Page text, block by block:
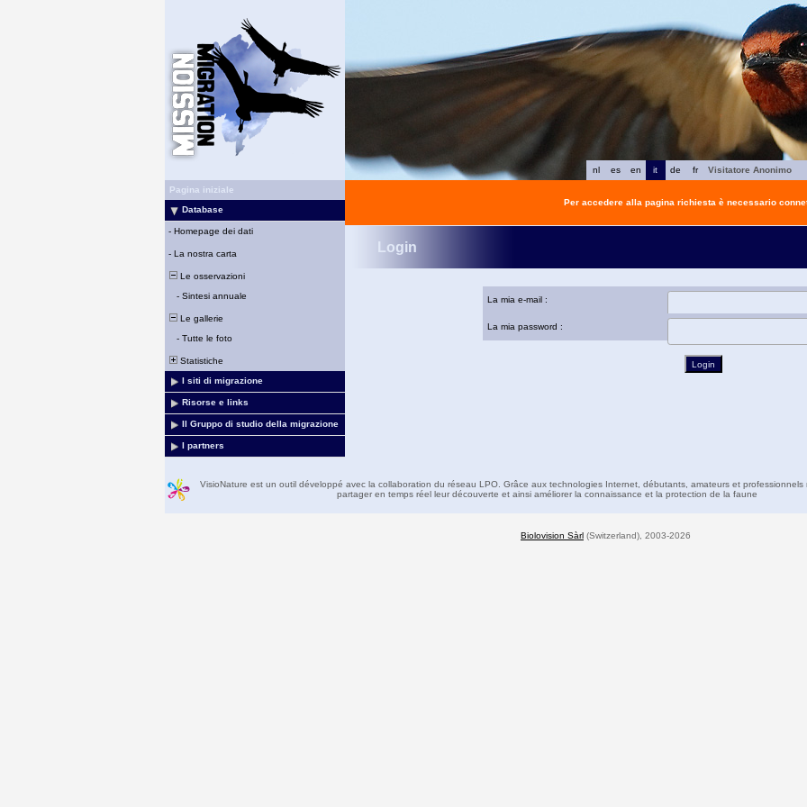
fr
de
it
en
es
nl
Visitatore Anonimo
Pagina iniziale
Database
- Homepage dei dati
- La nostra carta
Le osservazioni
- Sintesi annuale
Le gallerie
- Tutte le foto
Statistiche
I siti di migrazione
Risorse e links
Il Gruppo di studio della migrazione
I partners
Per accedere alla pagina richiesta è necessario
Login
La mia e-mail :
La mia password :
VisioNature est un outil développé avec la collaboration du réseau LPO. Grâce aux technologies Internet, débutants, amateurs et professionnels
partager en temps réel leur découverte et ainsi améliorer la connaissance et la protection de la faune
Biolovision Sàrl (Switzerland), 2003-2026